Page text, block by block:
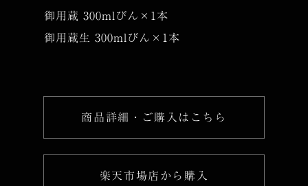
御用蔵 300mlびん×1本
御用蔵生 300mlびん×1本
商品詳細・ご購入はこちら
楽天市場店から購入